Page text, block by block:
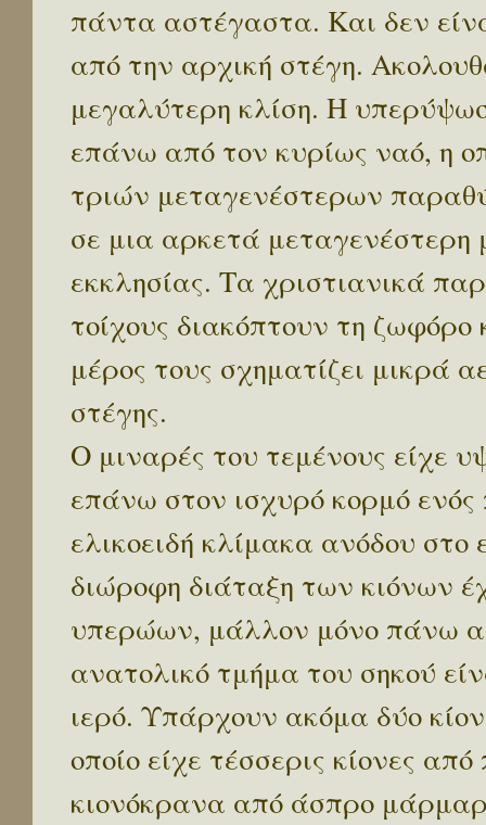
πάντα αστέγαστα. Και δεν
από την αρχική στέγη.
μεγαλύτερη κλίση. Η
επάνω από τον κυρίως ναό, η
τριών μεταγενέστερων
σε μια αρκετά μεταγενέστερη
εκκλησίας. Τα χριστιανικά
τοίχους διακόπτουν τη
μέρος τους σχηματίζει μικρά
στέγης.
Ο μιναρές του τεμένους είχε
επάνω στον ισχυρό κορμό
ελικοειδή κλίμακα ανόδου
διώροφη διάταξη των κιόνων
υπερώων, μάλλον μόνο πάνω
ανατολικό τμήμα του σηκού
ιερό. Υπάρχουν ακόμα δύο
οποίο είχε τέσσερις κίονες
κιονόκρανα από άσπρο